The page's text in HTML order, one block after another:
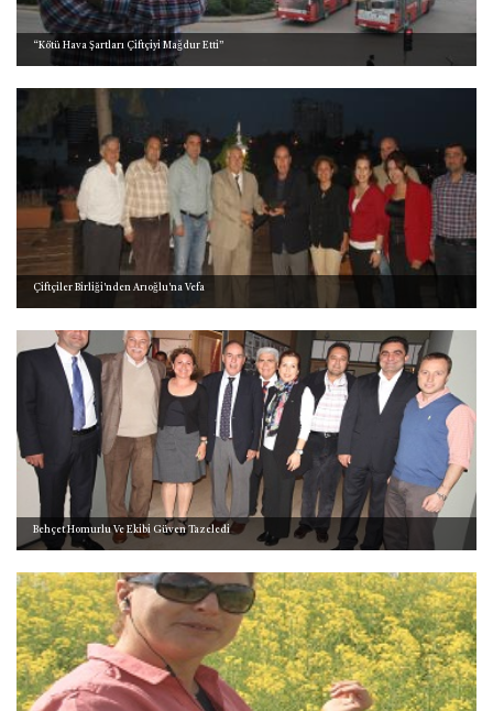
“Kötü Hava Şartları Çiftçiyi Mağdur Etti”
Çiftçiler Birliği'nden Arıoğlu'na Vefa
Behçet Homurlu Ve Ekibi Güven Tazeledi